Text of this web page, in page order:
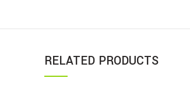
RELATED PRODUCTS